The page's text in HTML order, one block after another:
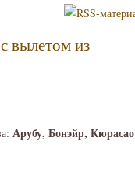
вылетом из
Арубу, Бонэйр, Кюрасао